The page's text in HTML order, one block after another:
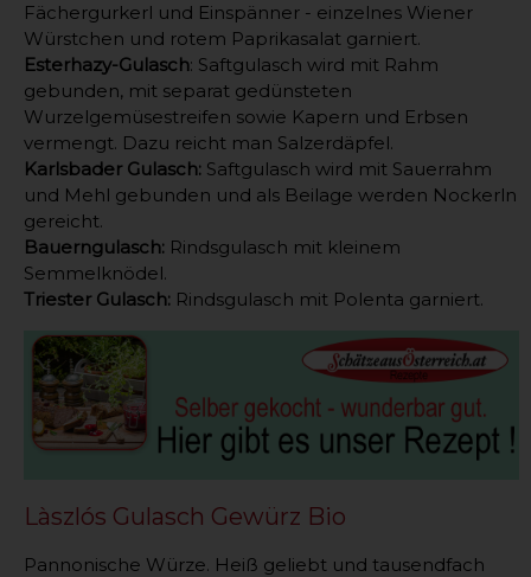
Fächergurkerl und Einspänner - einzelnes Wiener
Würstchen und rotem Paprikasalat garniert.
Esterhazy-Gulasch: Saftgulasch wird mit Rahm
gebunden, mit separat gedünsteten
Wurzelgemüsestreifen sowie Kapern und Erbsen
vermengt. Dazu reicht man Salzerdäpfel.
Karlsbader Gulasch: Saftgulasch wird mit Sauerrahm
und Mehl gebunden und als Beilage werden Nockerln
gereicht.
Bauerngulasch: Rindsgulasch mit kleinem
Semmelknödel.
Triester Gulasch: Rindsgulasch mit Polenta garniert.
Làszlós Gulasch Gewürz Bio
Pannonische Würze. Heiß geliebt und tausendfach